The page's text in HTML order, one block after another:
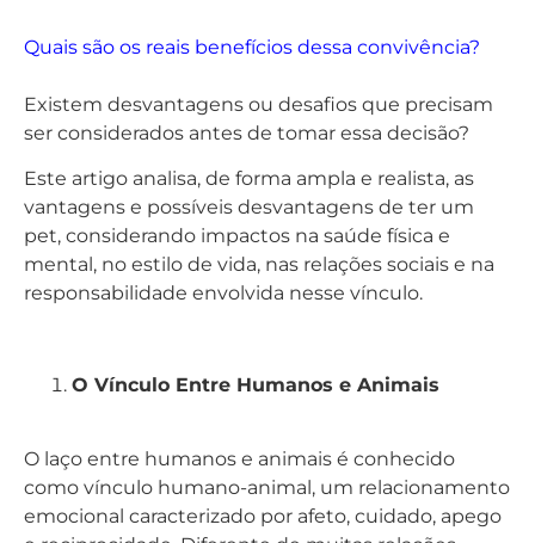
Quais são os reais benefícios dessa convivência?
Existem desvantagens ou desafios que precisam
ser considerados antes de tomar essa decisão?
Este artigo analisa, de forma ampla e realista, as
vantagens e possíveis desvantagens de ter um
pet, considerando impactos na saúde física e
mental, no estilo de vida, nas relações sociais e na
responsabilidade envolvida nesse vínculo.
O Vínculo Entre Humanos e Animais
O laço entre humanos e animais é conhecido
como vínculo humano-animal, um relacionamento
emocional caracterizado por afeto, cuidado, apego